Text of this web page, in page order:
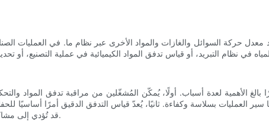
معدل حركة السوائل والغازات والمواد الأخرى عبر نظام ما. في العمليات
بالغ الأهمية لعدة أسباب. أولًا، يُمكّن المُشغّلين من مراقبة تدفق المواد
العمليات بسلاسة وكفاءة. ثانيًا، يُعدّ قياس التدفق الدقيق أمرًا أساسيًا
قد تُؤدي إلى مشاكل كبيرة في مراقبة الجودة. من خلال ضمان دقة قياس التدفق، يُمكن للمُصنّعين ضمان اتساق منتجاتهم وتجانسها.